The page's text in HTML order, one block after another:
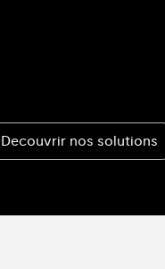
Decouvrir nos solutions
Decouvrir nos solutions